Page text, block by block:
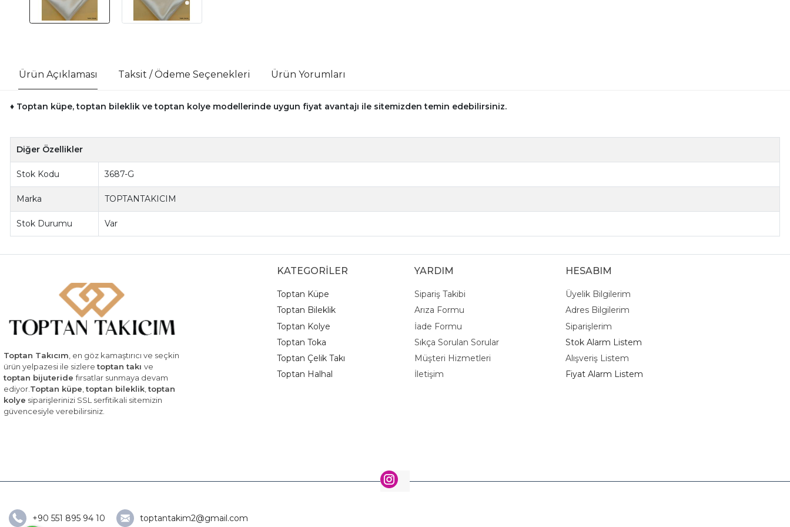
Ürün Açıklaması Taksit / Ödeme Seçenekleri Ürün Yorumları
♦ Toptan küpe, toptan bileklik ve toptan kolye modellerinde uygun fiyat avantajı ile sitemizden temin edebilirsiniz.
Diğer Özellikler
Stok Kodu 3687-G
Marka TOPTANTAKICIM
Stok Durumu Var
Toptan Takıcım, en göz kamaştırıcı ve seçkin
ürün yelpazesi ile sizleretoptan takı ve
toptan bijuteridefırsatlar sunmaya devam
ediyor.Toptan küpe,toptan bileklik,toptan
kolye siparişlerinizi SSL serfitikali sitemizin
güvencesiyle verebilirsiniz.
KATEGORİLER
Toptan Küpe
Toptan Bileklik
Toptan Kolye
Toptan Toka
Toptan Çelik Takı
Toptan Halhal
YARDIM
Sipariş Takibi
Arıza Formu
İade Formu
Sıkça Sorulan Sorular
Müşteri Hizmetleri
İletişim
HESABIM
Üyelik Bilgilerim
Adres Bilgilerim
Siparişlerim
Stok Alarm Listem
Alışveriş Listem
Fiyat Alarm Listem
+90 551 895 94 10 toptantakim2@gmail.com